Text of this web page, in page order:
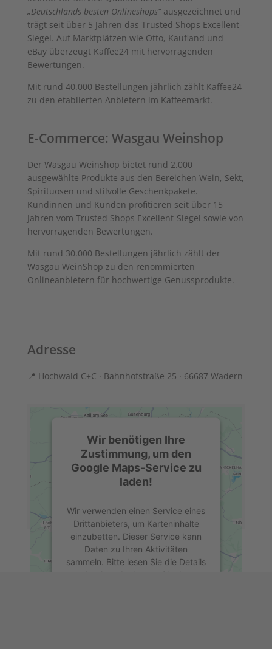
„Deutschlands besten Onlineshops“ausgezeichnet und
trägt seit über 5 Jahren das Trusted Shops Excellent-
Siegel. Auf Marktplätzen wie Otto, Kaufland und
eBay überzeugt Kaffee24 mit hervorragenden
Bewertungen.
Mit rund 40.000 Bestellungen jährlich zählt Kaffee24
zu den etablierten Anbietern im Kaffeemarkt.
E-Commerce: Wasgau Weinshop
Der Wasgau Weinshop bietet rund 2.000
ausgewählte Produkte aus den Bereichen Wein, Sekt,
Spirituosen und stilvolle Geschenkpakete.
Kundinnen und Kunden profitieren seit über 15
Jahren vom Trusted Shops Excellent-Siegel sowie von
hervorragenden Bewertungen.
Mit rund 30.000 Bestellungen jährlich zählt der
Wasgau WeinShop zu den renommierten
Onlineanbietern für hochwertige Genussprodukte.
Adresse
📍 Hochwald C+C · Bahnhofstraße 25 · 66687 Wadern
Wir benötigen Ihre
Zustimmung, um den
Google Maps-Service zu
laden!
Wir verwenden einen Service eines
Drittanbieters, um Karteninhalte
einzubetten. Dieser Service kann
Daten zu Ihren Aktivitäten
sammeln. Bitte lesen Sie die Details